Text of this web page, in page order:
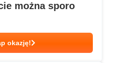
można sporo
okazję!